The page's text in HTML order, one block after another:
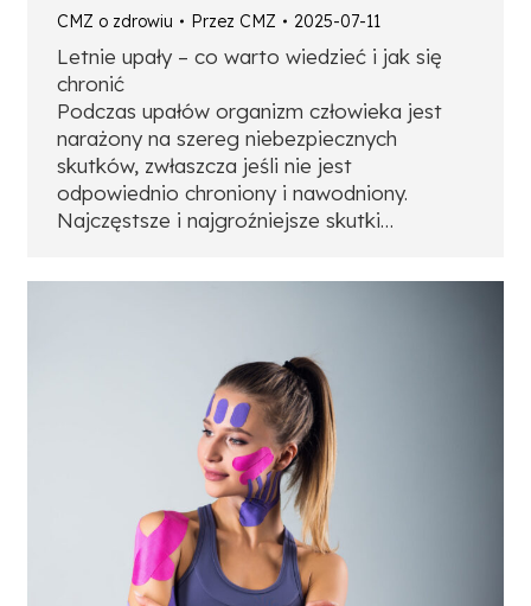
CMZ o zdrowiu Przez CMZ 2025-07-11
Letnie upały – co warto wiedzieć i jak się
chronić
Podczas upałów organizm człowieka jest
narażony na szereg niebezpiecznych
skutków, zwłaszcza jeśli nie jest
odpowiednio chroniony i nawodniony.
Najczęstsze i najgroźniejsze skutki…